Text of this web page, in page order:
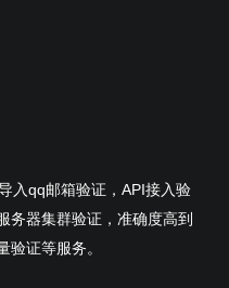
入qq邮箱验证，API接入验
务器集群验证，准确度高到
验证等服务。